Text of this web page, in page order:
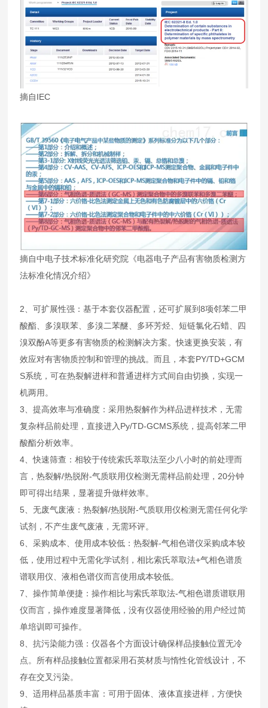
摘自IEC
摘自中电子技术标准化研究院《电器电子产品有害物质检测方
法标准化情况介绍》
2、可扩展性强：基于本套仪器配置，还可扩展到8项邻苯二甲
酸酯、多溴联苯、多溴二苯醚、多环芳烃、短链氯化石蜡、四
溴双酚A等更多有害物质的检测解决方案。快速更换安装，有
效应对有害物质控制和管理的挑战。而且，本套PY/TD+GCM
S系统，可在热裂解进样和普通进样方式间自由切换，实现一
机两用。
3、提高效率与准确度：采用热裂解作为样品进样技术，无需
复杂样品前处理，直接进入Py/TD-GCMS系统，提高邻苯二甲
酸酯分析效率。
4、快速筛查：相较于传统索氏萃取法至少八小时的前处理而
言，热裂解/热脱附-气质联用仪检测无需样品前处理，20分钟
即可得出结果，显著提升做样效率。
5、无废气废液：热裂解/热脱附-气质联用仪检测无需任何化学
试剂，不产生废气废液，无需环评。
6、采购成本、使用成本较低：热裂解-气相色谱仪采购成本较
低，使用过程中无需化学试剂，相比索氏萃取法+气相色谱质
谱联用仪、液相色谱仪而言使用成本较低。
7、操作简单便捷：操作相比与索氏萃取法-气相色谱质谱联用
仪而言，操作难度显著降低，没有仪器使用经验的用户经过简
单培训即可操作。
8、抗污染能力强：仪器各个方面设计确保样品接触位置无冷
点。所有样品接触位置都采用石英材质与惰性化管线设计，不
存在交叉污染。
9、适用样品基质丰富：可用于固体、液体直接进样，方便快